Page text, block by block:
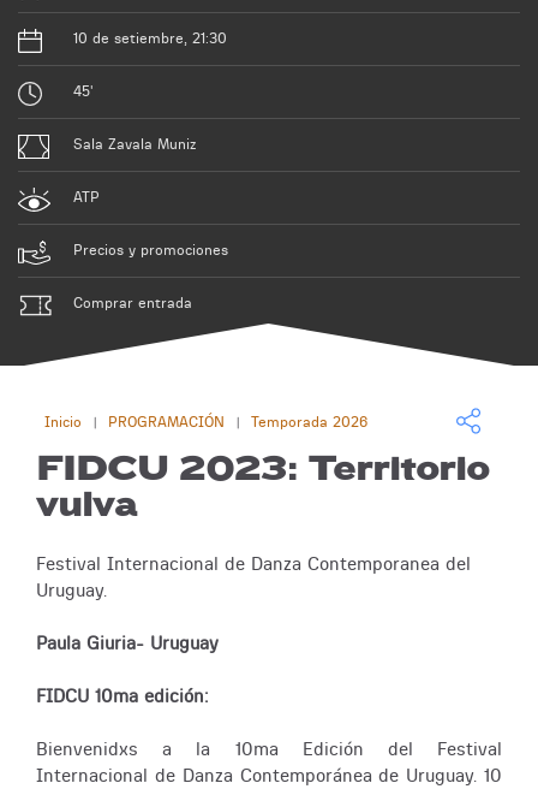
10 de setiembre, 21:30
45'
Sala Zavala Muniz
ATP
Precios y promociones
Comprar entrada
Inicio PROGRAMACIÓN Temporada 2026
FIDCU 2023: Territorio
vulva
Festival Internacional de Danza Contemporanea del
Uruguay.
Paula Giuria- Uruguay
FIDCU 10ma edición:
Bienvenidxs a la 10ma Edición del Festival
Internacional de Danza Contemporánea de Uruguay. 10